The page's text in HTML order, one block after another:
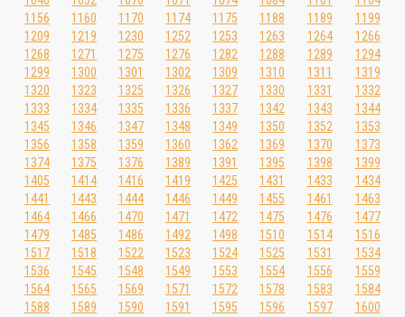
1156
1160 1170 1174 1175 1188 1189
1199
1209
1219 1230 1252 1253 1263 1264
1266
1268
1271 1275 1276 1282 1288 1289
1294
1299
1300 1301 1302 1309 1310 1311
1319
1320
1323 1325 1326 1327 1330 1331
1332
1333
1334 1335 1336 1337 1342 1343
1344
1345
1346 1347 1348 1349 1350 1352
1353
1356
1358 1359 1360 1362 1369 1370
1373
1374
1375 1376 1389 1391 1395 1398
1399
1405
1414 1416 1419 1425 1431 1433
1434
1441
1443 1444 1446 1449 1455 1461
1463
1464
1466 1470 1471 1472 1475 1476
1477
1479
1485 1486 1492 1498 1510 1514
1516
1517
1518 1522 1523 1524 1525 1531
1534
1536
1545 1548 1549 1553 1554 1556
1559
1564
1565 1569 1571 1572 1578 1583
1584
1588
1589 1590 1591 1595 1596 1597
1600